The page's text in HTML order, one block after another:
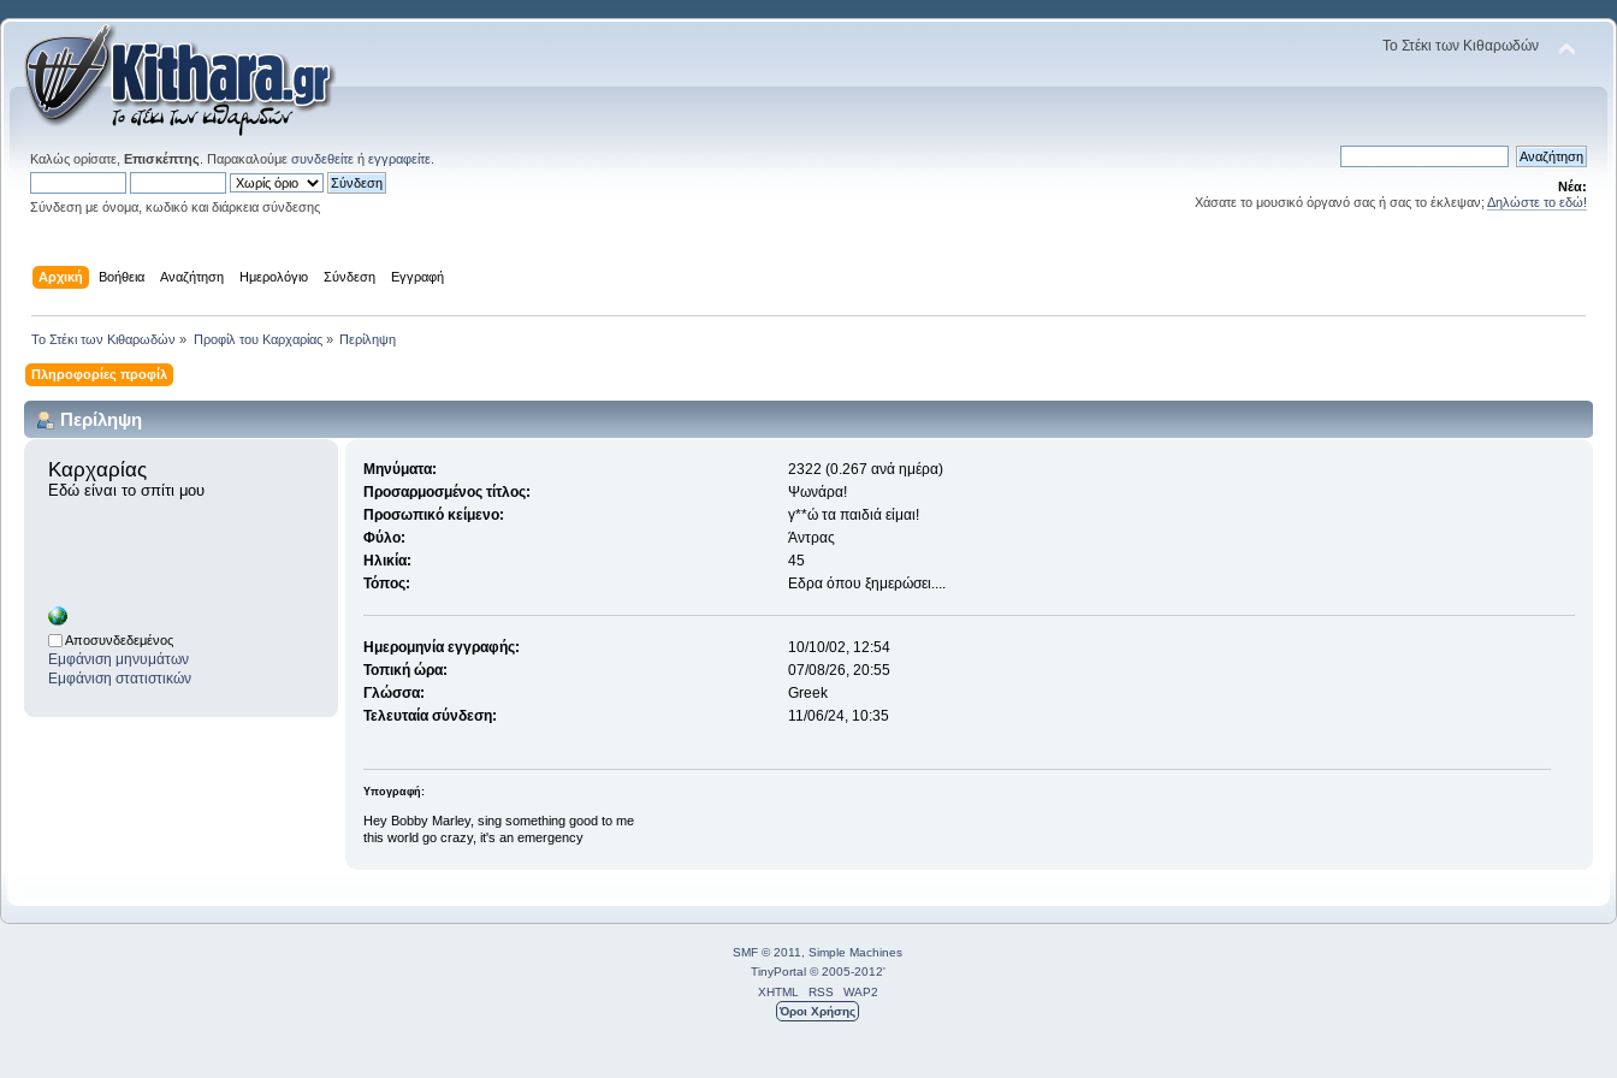
Το Στέκι των Κιθαρωδών
Καλώς ορίσατε, Επισκέπτης . Παρακαλούμε συνδεθείτε ή εγγραφείτε
Σύνδεση με όνομα, κωδικό και διάρκεια σύνδεσης
Νέα:
Χάσατε το μουσικό όργανό σας ή σας το έκλεψαν; Δηλώστε το εδώ!
Αρχική Βοήθεια Αναζήτηση Ημερολόγιο Σύνδεση Εγγραφή
Το Στέκι των Κιθαρωδών » Προφίλ του Καρχαρίας» Περίληψη
Πληροφορίες προφίλ
Περίληψη
Καρχαρίας
Εδώ είναι το σπίτι μου
Αποσυνδεδεμένος
Εμφάνιση μηνυμάτων
Εμφάνιση στατιστικών
Μηνύματα:
2322 (0.267 ανά ημέρα)
Προσαρμοσμένος τίτλος:
Ψωνάρα!
Προσωπικό κείμενο:
γ**ώ τα παιδιά είμαι!
Φύλο:
Άντρας
Ηλικία:
45
Τόπος:
Εδρα όπου ξημερώσει....
Ημερομηνία εγγραφής:
10/10/02, 12:54
Τοπική ώρα:
07/08/26, 20:55
Γλώσσα:
Greek
Τελευταία σύνδεση:
11/06/24, 10:35
Υπογραφή:
Hey Bobby Marley, sing something good to me
this world go crazy, it's an emergency
SMF © 2011
Simple Machines
TinyPortal © 2005-2012'
XHTML
RSS
WAP2
Όροι Χρήσης